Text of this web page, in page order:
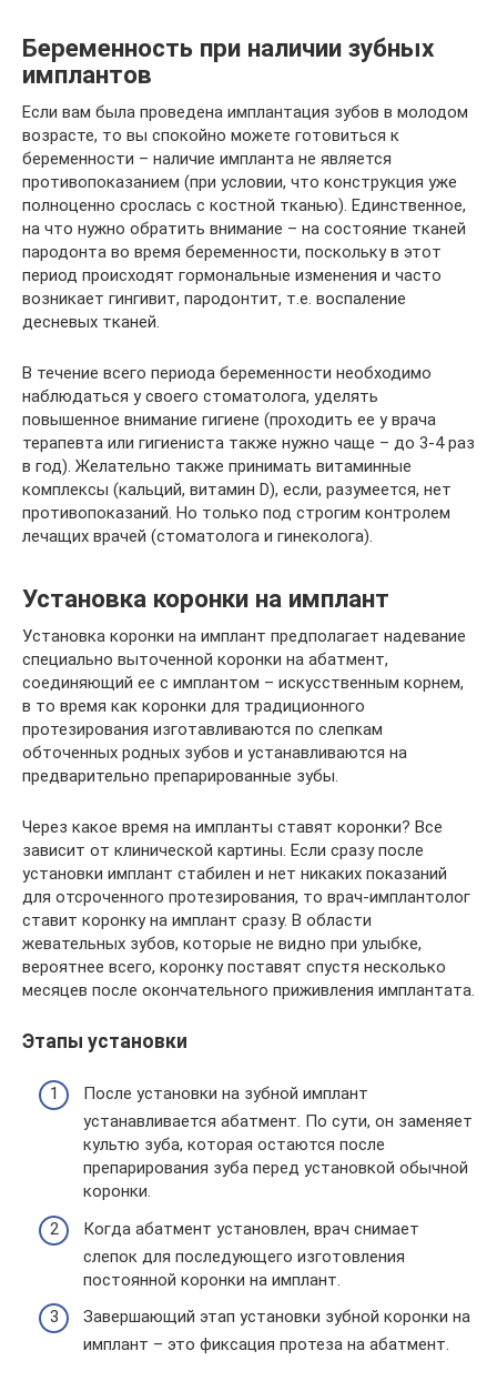
Беременность при наличии зубных
имплантов
Если вам была проведена имплантация зубов в молодом
возрасте, то вы спокойно можете готовиться к
беременности – наличие импланта не является
противопоказанием (при условии, что конструкция уже
полноценно срослась с костной тканью). Единственное,
на что нужно обратить внимание – на состояние тканей
пародонта во время беременности, поскольку в этот
период происходят гормональные изменения и часто
возникает гингивит, пародонтит, т.е. воспаление
десневых тканей.
В течение всего периода беременности необходимо
наблюдаться у своего стоматолога, уделять
повышенное внимание гигиене (проходить ее у врача
терапевта или гигиениста также нужно чаще – до 3-4 раз
в год). Желательно также принимать витаминные
комплексы (кальций, витамин D), если, разумеется, нет
противопоказаний. Но только под строгим контролем
лечащих врачей (стоматолога и гинеколога).
Установка коронки на имплант
Установка коронки на имплант предполагает надевание
специально выточенной коронки на абатмент,
соединяющий ее с имплантом – искусственным корнем,
в то время как коронки для традиционного
протезирования изготавливаются по слепкам
обточенных родных зубов и устанавливаются на
предварительно препарированные зубы.
Через какое время на импланты ставят коронки? Все
зависит от клинической картины. Если сразу после
установки имплант стабилен и нет никаких показаний
для отсроченного протезирования, то врач-имплантолог
ставит коронку на имплант сразу. В области
жевательных зубов, которые не видно при улыбке,
вероятнее всего, коронку поставят спустя несколько
месяцев после окончательного приживления имплантата.
Этапы установки
После установки на зубной имплант
устанавливается абатмент. По сути, он заменяет
культю зуба, которая остаются после
препарирования зуба перед установкой обычной
коронки.
Когда абатмент установлен, врач снимает
слепок для последующего изготовления
постоянной коронки на имплант.
Завершающий этап установки зубной коронки на
имплант – это фиксация протеза на абатмент.